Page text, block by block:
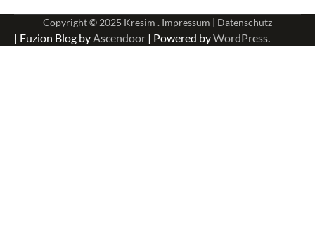
Copyright © 2025 Kresim . Impressum | Datenschutz
| Fuzion Blog byAscendoor | Powered byWordPress.